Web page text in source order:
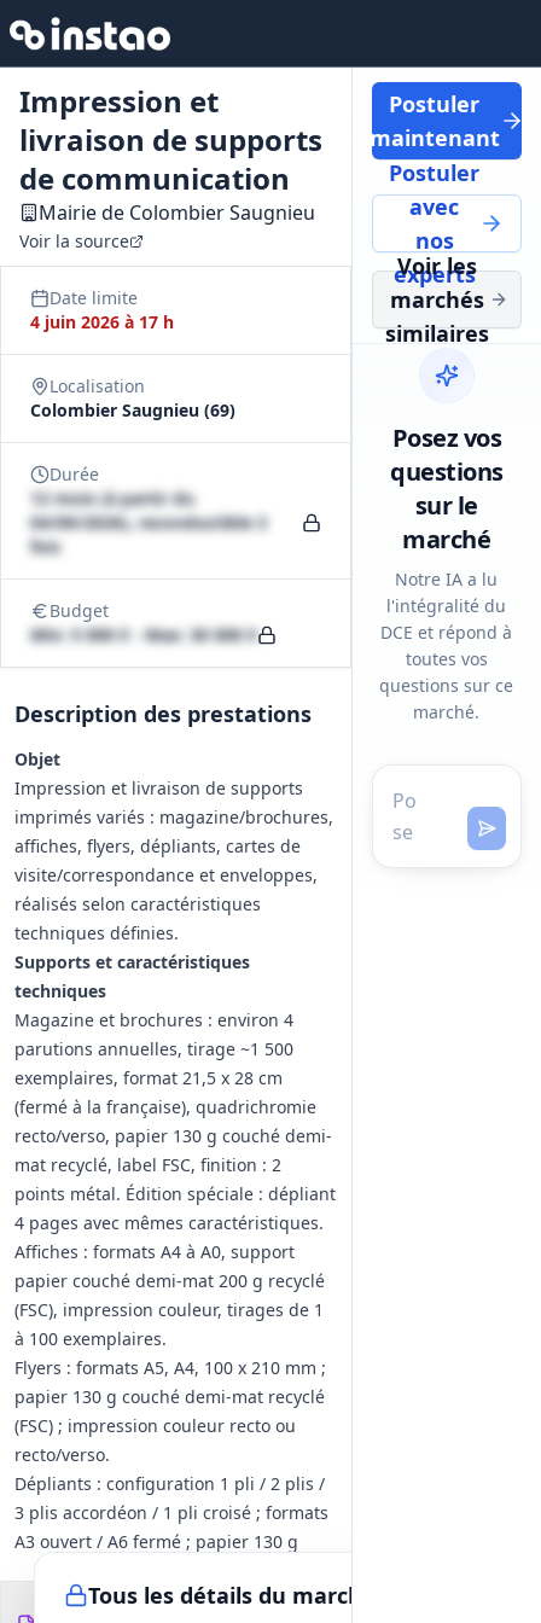
Impression et
livraison de supports
de communication
Mairie de Colombier Saugnieu
Voir la source
Date limite
4 juin 2026 à 17 h
Localisation
Colombier Saugnieu (69)
Durée
12 mois (à partir du
04/09/2026), reconductible 3
fois
Budget
Min: 5 000 € - Max: 30 000 €
Description des prestations
Objet
Impression et livraison de supports
imprimés variés : magazine/brochures,
affiches, flyers, dépliants, cartes de
visite/correspondance et enveloppes,
réalisés selon caractéristiques
techniques définies.
Supports et caractéristiques
techniques
Magazine et brochures : environ 4
parutions annuelles, tirage ~1 500
exemplaires, format 21,5 x 28 cm
(fermé à la française), quadrichromie
recto/verso, papier 130 g couché demi-
mat recyclé, label FSC, finition : 2
points métal. Édition spéciale : dépliant
4 pages avec mêmes caractéristiques.
Affiches : formats A4 à A0, support
papier couché demi-mat 200 g recyclé
(FSC), impression couleur, tirages de 1
à 100 exemplaires.
Flyers : formats A5, A4, 100 x 210 mm ;
papier 130 g couché demi-mat recyclé
(FSC) ; impression couleur recto ou
recto/verso.
Dépliants : configuration 1 pli / 2 plis /
3 plis accordéon / 1 pli croisé ; formats
A3 ouvert / A6 fermé ; papier 130 g
quadrichromie recto/verso.
Tous les détails du marché
Documents du
Postuler
maintenant
Postuler
avec
nos
experts
Voir les
marchés
similaires
Posez vos
questions
sur le
marché
Notre IA a lu
l'intégralité du
DCE et répond à
toutes vos
questions sur ce
marché.